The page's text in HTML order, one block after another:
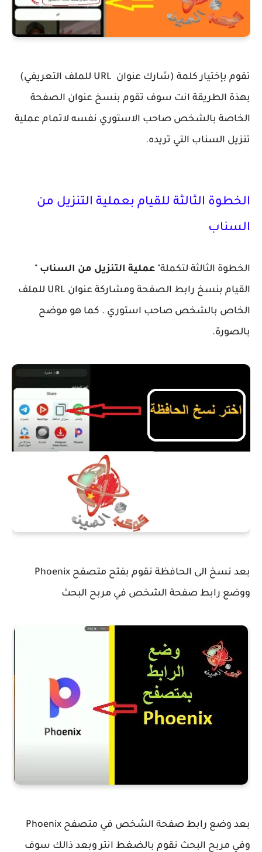
تقوم بإختيار كلمة (شارك عنوان URL للملف التعريفي)
بهذة الطريقة انت سوف تقوم بنسخ عنوان الصفحة
الخاصة بالشخص صاحب الاستوري نفسه لاتمام عملية
تنزيل السناب التي تريده.
الخطوة الثالثة للقيام بعملية التنزيل من
السناب
الخطوة الثالثة لتكملة" عملية التنزيل من السناب "
القيام بنسخ رابط الصفحة ومشاركة عنوان URL للملف
الخاص بالشخص صاحب استوري . كما هو موضح
بالصورة.
بعد نسخ الى الحافظة نقوم بفتح متصفح Phoenix
ووضع رابط صفحة الشخص في مربح البحث
بعد وضع رابط صفحة الشخص في متصفح Phoenix
وفي مربح البحث نقوم بالضغط انتر وبعد ذالك سوف